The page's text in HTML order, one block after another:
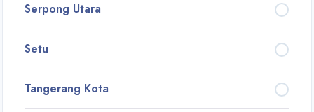
Serpong Utara
Setu
Tangerang Kota